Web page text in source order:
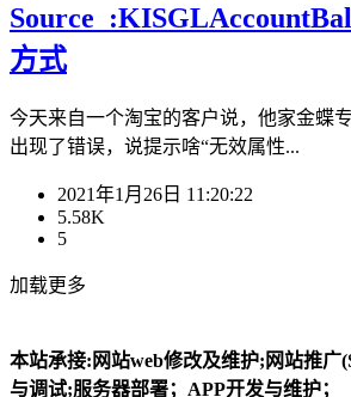
Source
方式
今天来自一个淘宝的客户说，他家金蝶
出现了错误，说提示啥“无效属性...
2021年1月26日 11:20:22
5.58K
5
加载更多
本站承接:网站web修改及维护;网站推广
与调试;服务器部署；APP开发与维护；